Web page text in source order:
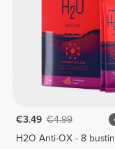
€3.49 €4.99
H2O Anti-OX - 8